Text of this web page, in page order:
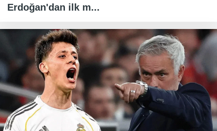
Erdoğan'dan ilk m...